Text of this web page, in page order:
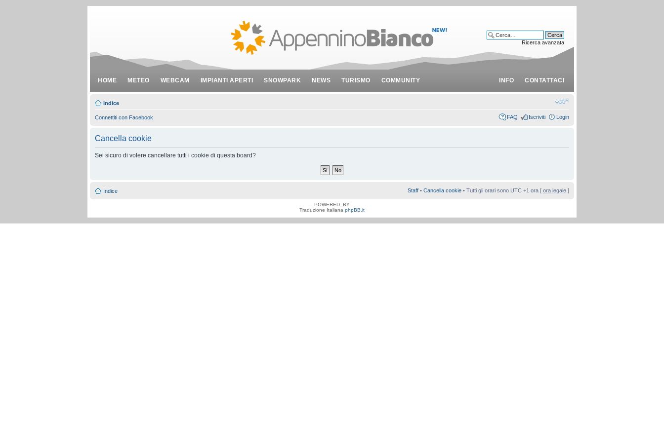
HOME METEO WEBCAM IMPIANTI APERTI SNOWPARK NEWS TURISMO COMMUNITY INFO CONTATTACI
Ricerca avanzata
Indice
Connettiti con Facebook FAQ Iscriviti Login
Cancella cookie
Sei sicuro di volere cancellare tutti i cookie di questa board?
Indice Staff • Cancella cookie • Tutti gli orari sono UTC +1 ora [ ora legale ]
POWERED_BY
Traduzione Italiana phpBB.it